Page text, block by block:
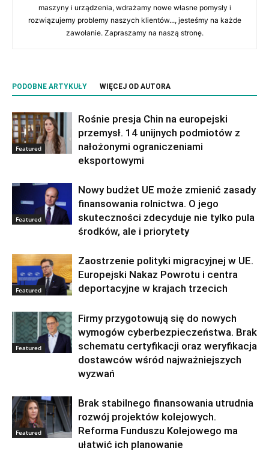
maszyny i urządzenia, wdrażamy nowe własne pomysły i
rozwiązujemy problemy naszych klientów..., jesteśmy na każde
zawołanie. Zapraszamy na naszą stronę.
PODOBNE ARTYKUŁY WIĘCEJ OD AUTORA
Featured
Rośnie presja Chin na europejski
przemysł. 14 unijnych podmiotów z
nałożonymi ograniczeniami
eksportowymi
Featured
Nowy budżet UE może zmienić zasady
finansowania rolnictwa. O jego
skuteczności zdecyduje nie tylko pula
środków, ale i priorytety
Featured
Zaostrzenie polityki migracyjnej w UE.
Europejski Nakaz Powrotu i centra
deportacyjne w krajach trzecich
Featured
Firmy przygotowują się do nowych
wymogów cyberbezpieczeństwa. Brak
schematu certyfikacji oraz weryfikacja
dostawców wśród najważniejszych
wyzwań
Featured
Brak stabilnego finansowania utrudnia
rozwój projektów kolejowych.
Reforma Funduszu Kolejowego ma
ułatwić ich planowanie